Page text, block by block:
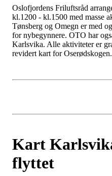
Oslofjordens Friluftsråd
kl.1200 - kl.1500 med masse
Tønsberg og Omegn er med
for nybegynnere. OTO har
Karlsvika. Alle aktiviteter er
revidert kart for Oserødskogen.
Kart
flyttet